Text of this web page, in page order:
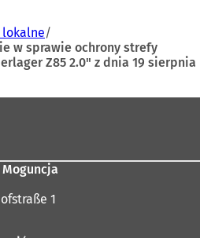
lokalne
w sprawie ochrony strefy
Z85 2.0" z dnia 19 sierpnia
1